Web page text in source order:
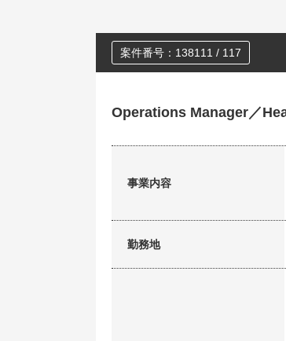
案件番号：138111 / 117
Operations Manager／
事業内容
勤務地